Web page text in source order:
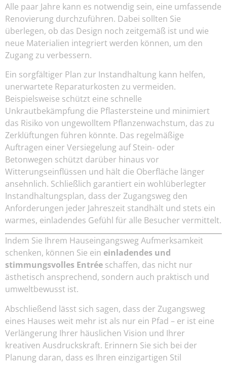
Alle paar Jahre kann es notwendig sein, eine umfassende
Renovierung durchzuführen. Dabei sollten Sie
überlegen, ob das Design noch zeitgemäß ist und wie
neue Materialien integriert werden können, um den
Zugang zu verbessern.
Ein sorgfältiger Plan zur Instandhaltung kann helfen,
unerwartete Reparaturkosten zu vermeiden.
Beispielsweise schützt eine schnelle
Unkrautbekämpfung die Pflastersteine und minimiert
das Risiko von ungewolltem Pflanzenwachstum, das zu
Zerklüftungen führen könnte. Das regelmäßige
Auftragen einer Versiegelung auf Stein- oder
Betonwegen schützt darüber hinaus vor
Witterungseinflüssen und hält die Oberfläche länger
ansehnlich. Schließlich garantiert ein wohlüberlegter
Instandhaltungsplan, dass der Zugangsweg den
Anforderungen jeder Jahreszeit standhält und stets ein
warmes, einladendes Gefühl für alle Besucher vermittelt.
Indem Sie Ihrem Hauseingangsweg Aufmerksamkeit
schenken, können Sie ein einladendes und
stimmungsvolles Entrée schaffen, das nicht nur
ästhetisch ansprechend, sondern auch praktisch und
umweltbewusst ist.
Abschließend lässt sich sagen, dass der Zugangsweg
eines Hauses weit mehr ist als nur ein Pfad – er ist eine
Verlängerung Ihrer häuslichen Vision und Ihrer
kreativen Ausdruckskraft. Erinnern Sie sich bei der
Planung daran, dass es Ihren einzigartigen Stil